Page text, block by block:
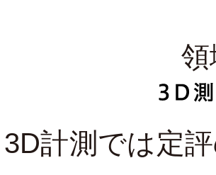
3D計測では定